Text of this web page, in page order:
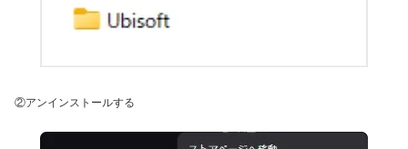
②アンインストールする